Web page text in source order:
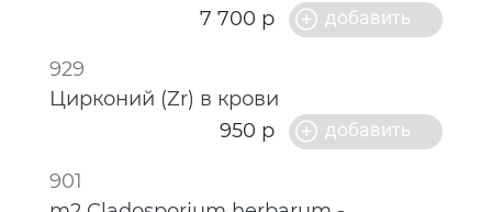
7 700 р
929
Цирконий (Zr) в крови
950 р
901